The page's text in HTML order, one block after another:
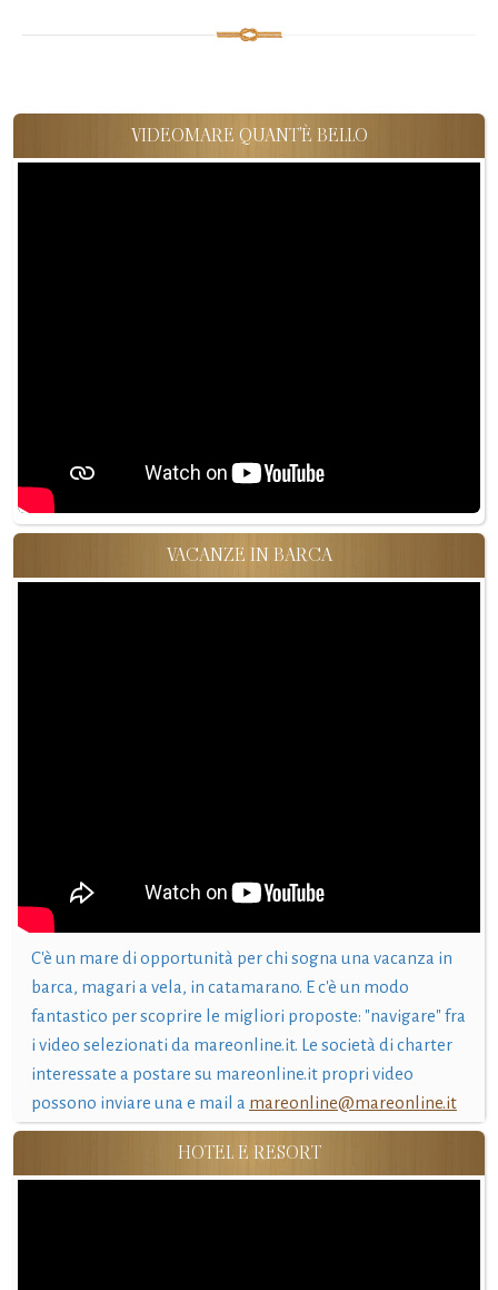
VIDEOMARE QUANT'È BELLO
VACANZE IN BARCA
C'è un mare di opportunità per chi sogna una vacanza in
barca, magari a vela, in catamarano. E c'è un modo
fantastico per scoprire le migliori proposte: "navigare" fra
i video selezionati da mareonline.it. Le società di charter
interessate a postare su mareonline.it propri video
possono inviare una e mail a mareonline@mareonline.it
HOTEL E RESORT